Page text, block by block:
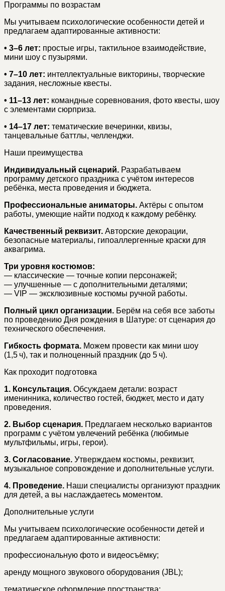
Программы по возрастам
Мы учитываем психологические особенности детей и
предлагаем адаптированные активности:
• 3–6 лет: простые игры, тактильное взаимодействие,
мини шоу с пузырями.
• 7–10 лет: интеллектуальные викторины, творческие
задания, несложные квесты.
• 11–13 лет: командные соревнования, фото квесты, шоу
с элементами сюрприза.
• 14–17 лет: тематические вечеринки, квизы,
танцевальные баттлы, челленджи.
Наши преимущества
Индивидуальный сценарий. Разрабатываем
программу детского праздника с учётом интересов
ребёнка, места проведения и бюджета.
Профессиональные аниматоры. Актёры с опытом
работы, умеющие найти подход к каждому ребёнку.
Качественный реквизит. Авторские декорации,
безопасные материалы, гипоаллергенные краски для
аквагрима.
Три уровня костюмов:
— классические — точные копии персонажей;
— улучшенные — с дополнительными деталями;
— VIP — эксклюзивные костюмы ручной работы.
Полный цикл организации. Берём на себя все заботы
по проведению Дня рождения в Шатуре: от сценария до
технического обеспечения.
Гибкость формата. Можем провести как мини шоу
(1,5 ч), так и полноценный праздник (до 5 ч).
Как проходит подготовка
1. Консультация. Обсуждаем детали: возраст
именинника, количество гостей, бюджет, место и дату
проведения.
2. Выбор сценария. Предлагаем несколько вариантов
программ с учётом увлечений ребёнка (любимые
мультфильмы, игры, герои).
3. Согласование. Утверждаем костюмы, реквизит,
музыкальное сопровождение и дополнительные услуги.
4. Проведение. Наши специалисты организуют праздник
для детей, а вы наслаждаетесь моментом.
Дополнительные услуги
Мы учитываем психологические особенности детей и
предлагаем адаптированные активности:
профессиональную фото и видеосъёмку;
аренду мощного звукового оборудования (JBL);